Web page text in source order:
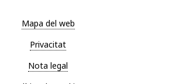
Mapa del web
Privacitat
Nota legal